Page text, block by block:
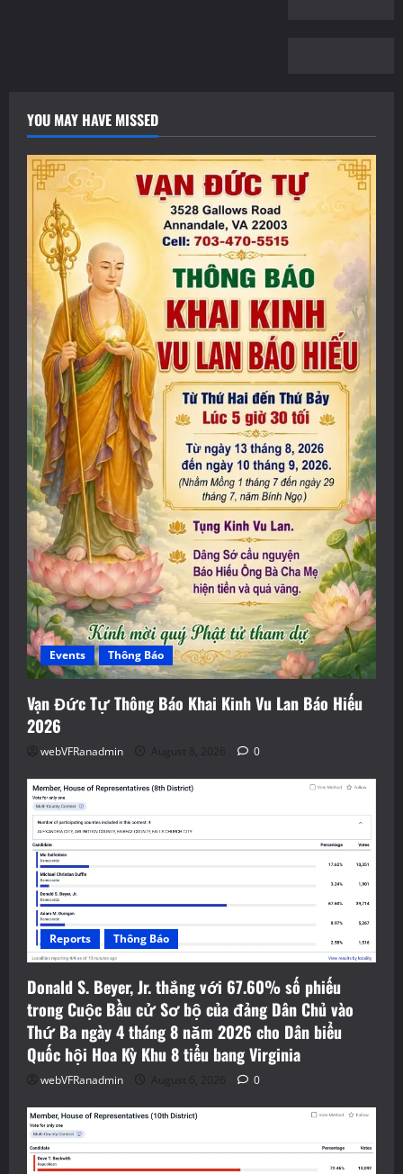
YOU MAY HAVE MISSED
Events Thông Báo
Vạn Đức Tự Thông Báo Khai Kinh Vu Lan Báo Hiếu
2026
webVFRanadmin August 8, 2026 0
Reports Thông Báo
Donald S. Beyer, Jr. thắng với 67.60% số phiếu
trong Cuộc Bầu cử Sơ bộ của đảng Dân Chủ vào
Thứ Ba ngày 4 tháng 8 năm 2026 cho Dân biểu
Quốc hội Hoa Kỳ Khu 8 tiểu bang Virginia
webVFRanadmin August 6, 2026 0